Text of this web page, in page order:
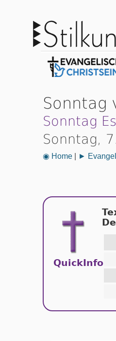
Sonntag
Sonntag
Sonntag,
◉ Home| ►
QuickInfo